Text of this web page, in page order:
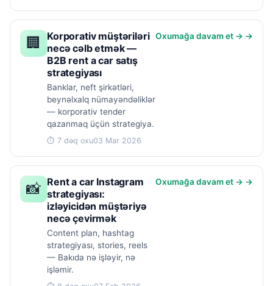
🏢
Korporativ müştəriləri
necə cəlb etmək —
B2B rent a car satış
strategiyası
Banklar, neft şirkətləri,
beynəlxalq nümayəndəliklər
— korporativ tender
qazanmaq üçün strategiya.
⏱ 7 dəq oxu03 Mar 2026
Oxumağa davam et → →
📸 Rent a car Instagram
strategiyası:
izləyicidən müştəriyə
necə çevirmək
Content plan, hashtag
strategiyası, stories, reels
— Bakıda nə işləyir, nə
işləmir.
Oxumağa davam et → →